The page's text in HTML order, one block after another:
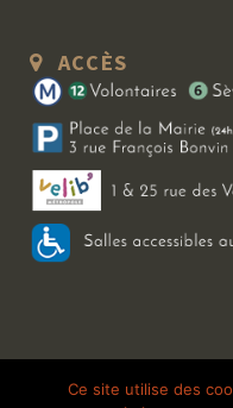
ACCÈS
Copyright 2026 Le Bal Blomet
Ce site utilise des